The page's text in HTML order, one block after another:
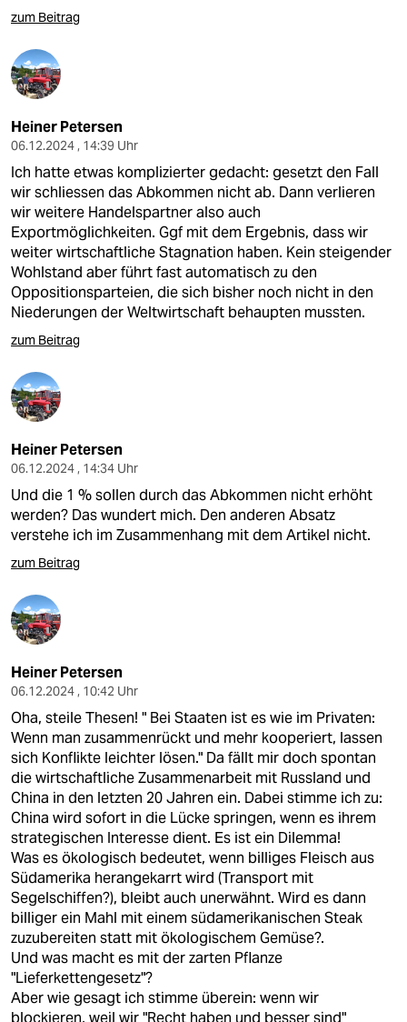
zum Beitrag
Heiner Petersen
06.12.2024 , 14:39 Uhr
Ich hatte etwas komplizierter gedacht: gesetzt den Fall
wir schliessen das Abkommen nicht ab. Dann verlieren
wir weitere Handelspartner also auch
Exportmöglichkeiten. Ggf mit dem Ergebnis, dass wir
weiter wirtschaftliche Stagnation haben. Kein steigender
Wohlstand aber führt fast automatisch zu den
Oppositionsparteien, die sich bisher noch nicht in den
Niederungen der Weltwirtschaft behaupten mussten.
zum Beitrag
Heiner Petersen
06.12.2024 , 14:34 Uhr
Und die 1 % sollen durch das Abkommen nicht erhöht
werden? Das wundert mich. Den anderen Absatz
verstehe ich im Zusammenhang mit dem Artikel nicht.
zum Beitrag
Heiner Petersen
06.12.2024 , 10:42 Uhr
Oha, steile Thesen! " Bei Staaten ist es wie im Privaten:
Wenn man zusammenrückt und mehr kooperiert, lassen
sich Konflikte leichter lösen." Da fällt mir doch spontan
die wirtschaftliche Zusammenarbeit mit Russland und
China in den letzten 20 Jahren ein. Dabei stimme ich zu:
China wird sofort in die Lücke springen, wenn es ihrem
strategischen Interesse dient. Es ist ein Dilemma!
Was es ökologisch bedeutet, wenn billiges Fleisch aus
Südamerika herangekarrt wird (Transport mit
Segelschiffen?), bleibt auch unerwähnt. Wird es dann
billiger ein Mahl mit einem südamerikanischen Steak
zuzubereiten statt mit ökologischem Gemüse?.
Und was macht es mit der zarten Pflanze
"Lieferkettengesetz"?
Aber wie gesagt ich stimme überein: wenn wir
blockieren, weil wir "Recht haben und besser sind"